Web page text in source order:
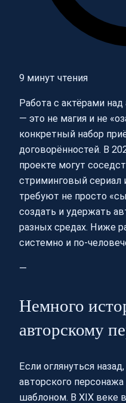
9 минут чтения
Работа с актёрами
— это не магия и не
конкретный набор
договорённостей. В
проекте могут
стриминговый сериал
требуют не просто
создать и удержать
разных средах. Ниже
системно и
—
Немного
авторскому
Если оглянуться
авторского
шаблоном. В XIX веке